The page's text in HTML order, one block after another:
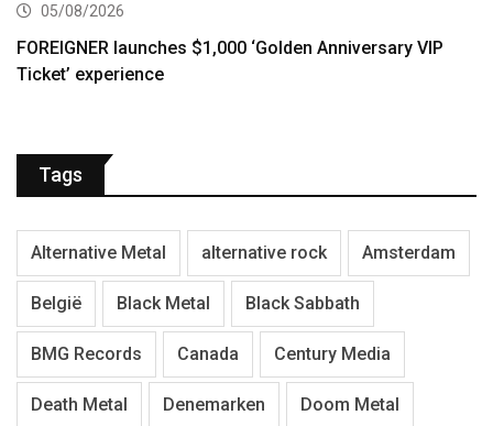
05/08/2026
FOREIGNER launches $1,000 ‘Golden Anniversary VIP
Ticket’ experience
Tags
Alternative Metal alternative rock Amsterdam
België Black Metal Black Sabbath
BMG Records Canada Century Media
Death Metal Denemarken Doom Metal